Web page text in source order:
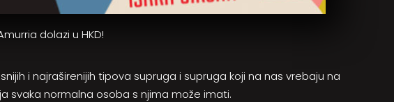
dolazi u HKD!
i najraširenijih tipova supruga i supruga koji na nas vrebaju na
svaka normalna osoba s njima može imati.